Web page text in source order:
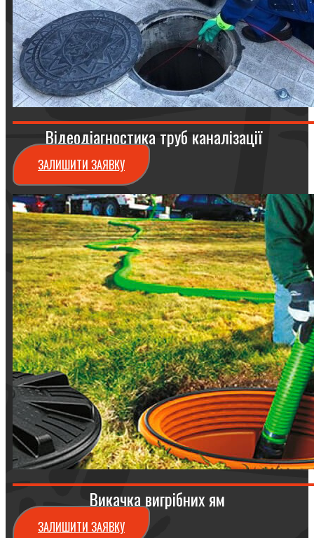
Відеодіагностика труб каналізації
ЗАЛИШИТИ ЗАЯВКУ
Викачка вигрібних ям
ЗАЛИШИТИ ЗАЯВКУ